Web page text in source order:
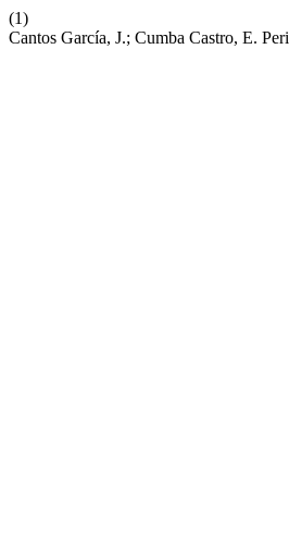
(1)
Cantos García, J.; Cumba Castro, E.